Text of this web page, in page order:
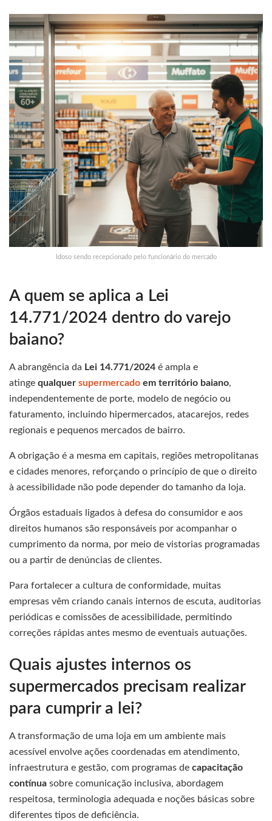
Idoso sendo recepcionado pelo funcionário do mercado
A quem se aplica a Lei
14.771/2024 dentro do varejo
baiano?
A abrangência da Lei 14.771/2024 é ampla e
atinge qualquer supermercado em território baiano,
independentemente de porte, modelo de negócio ou
faturamento, incluindo hipermercados, atacarejos, redes
regionais e pequenos mercados de bairro.
A obrigação é a mesma em capitais, regiões metropolitanas
e cidades menores, reforçando o princípio de que o direito
à acessibilidade não pode depender do tamanho da loja.
Órgãos estaduais ligados à defesa do consumidor e aos
direitos humanos são responsáveis por acompanhar o
cumprimento da norma, por meio de vistorias programadas
ou a partir de denúncias de clientes.
Para fortalecer a cultura de conformidade, muitas
empresas vêm criando canais internos de escuta, auditorias
periódicas e comissões de acessibilidade, permitindo
correções rápidas antes mesmo de eventuais autuações.
Quais ajustes internos os
supermercados precisam realizar
para cumprir a lei?
A transformação de uma loja em um ambiente mais
acessível envolve ações coordenadas em atendimento,
infraestrutura e gestão, com programas de capacitação
contínua sobre comunicação inclusiva, abordagem
respeitosa, terminologia adequada e noções básicas sobre
diferentes tipos de deficiência.